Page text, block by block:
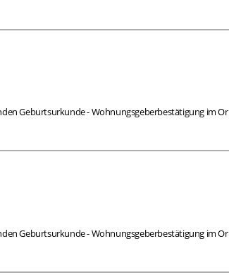
Geburtsurkunde - Wohnungsgeberbestätigung im
Geburtsurkunde - Wohnungsgeberbestätigung im